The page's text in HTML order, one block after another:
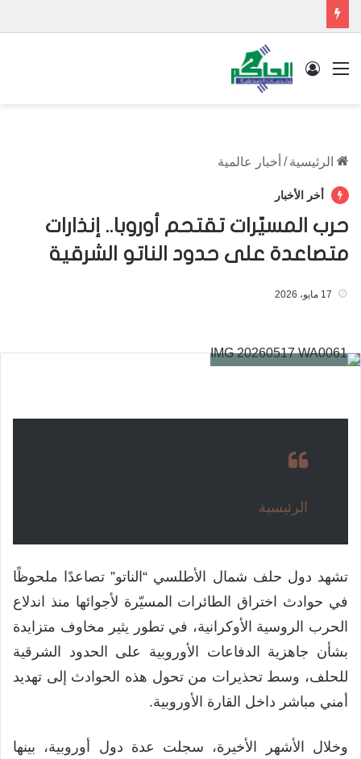
القائمة تسجيل الدخول
الرئيسية / أخبار عالمية
أخر الأخبار
حرب المسيّرات تقتحم أوروبا.. إنذارات
متصاعدة على حدود الناتو الشرقية
17 مايو، 2026
الرئيسية
تشهد دول حلف شمال الأطلسي “الناتو” تصاعدًا ملحوظًا
في حوادث اختراق الطائرات المسيّرة لأجوائها منذ اندلاع
الحرب الروسية الأوكرانية، في تطور يثير مخاوف متزايدة
بشأن جاهزية الدفاعات الأوروبية على الحدود الشرقية
للحلف، وسط تحذيرات من تحول هذه الحوادث إلى تهديد
أمني مباشر داخل القارة الأوروبية.
وخلال الأشهر الأخيرة، سجلت عدة دول أوروبية، بينها